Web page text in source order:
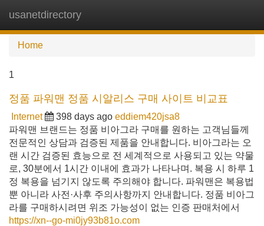
usanetdirectory
Home
1
정품 파워맨 정품 시알리스 구매 사이트 비교표
Internet 398 days ago eddiem420jsa8
파워맨 브랜드는 정품 비아그라 구매를 원하는 고객님들께
전문적인 상담과 검증된 제품을 안내합니다. 비아그라는 오
랜 시간 검증된 효능으로 전 세계적으로 사용되고 있는 약물
로, 30분에서 1시간 이내에 효과가 나타나며. 복용 시 하루 1
정 복용을 넘기지 않도록 주의해야 합니다. 파워맨은 복용법
뿐 아니라 사전·사후 주의사항까지 안내합니다. 정품 비아그
라를 구매하시려면 위조 가능성이 없는 인증 판매처에서
https://xn--go-mi0jy93b81o.com